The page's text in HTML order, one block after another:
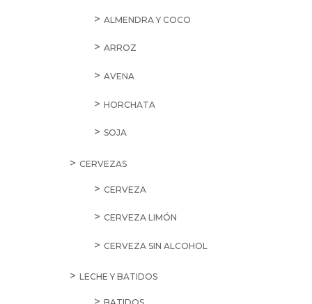
ALMENDRA Y COCO
ARROZ
AVENA
HORCHATA
SOJA
CERVEZAS
CERVEZA
CERVEZA LIMÓN
CERVEZA SIN ALCOHOL
LECHE Y BATIDOS